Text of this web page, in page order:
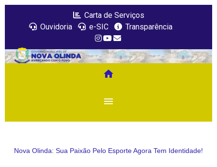
Carta de Serviços
Ouvidoria
e-SIC Transparência
menu
home
Nova Olinda: Sua Paixão Pelo Esporte Agora Tem Identidade!